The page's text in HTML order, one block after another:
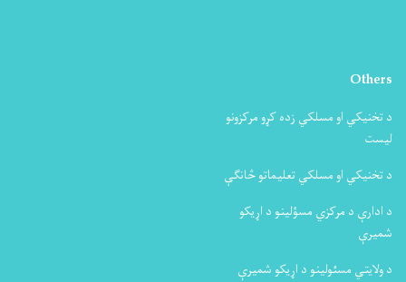
Others
د تخنیکي او مسلکي زده کړو مرکزونو
لیست
د تخنیکي او مسلکي تعلیماتو څانګې
د ادارې د مرکزي مسؤلینو د اړیکو
شمیرې
د ولایتي مسئولینو د اړیکو شمیرې